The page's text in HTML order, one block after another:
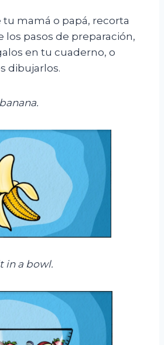
tu mamá o papá, recorta
los pasos de preparación,
en tu cuaderno, o
dibujarlos.
in a bowl.